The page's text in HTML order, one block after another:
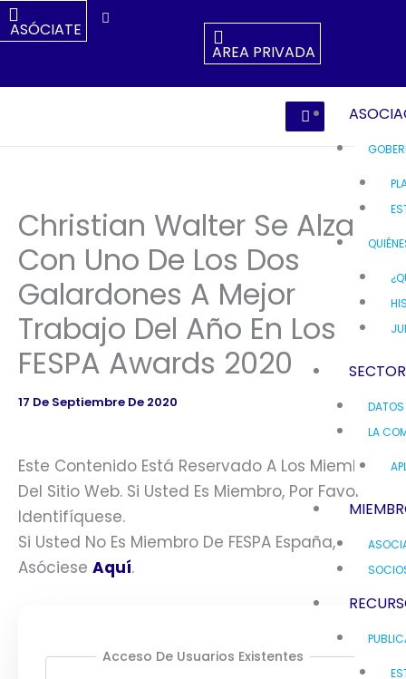
AlASÓCIATE
AREA PRIVADA
SECTOR
LA
Christian Walter Se Alza
Con Uno De Los Dos
Galardones A Mejor
Trabajo Del Año En Los
FESPA Awards 2020
17 De Septiembre De 2020
Este Contenido Está Reservado A Los Miembros
Del Sitio Web. Si Usted Es Miembro, Por Favor
Identifíquese.
Si Usted No Es Miembro De FESPA España,
Asóciese Aquí.
Acceso De Usuarios Existentes